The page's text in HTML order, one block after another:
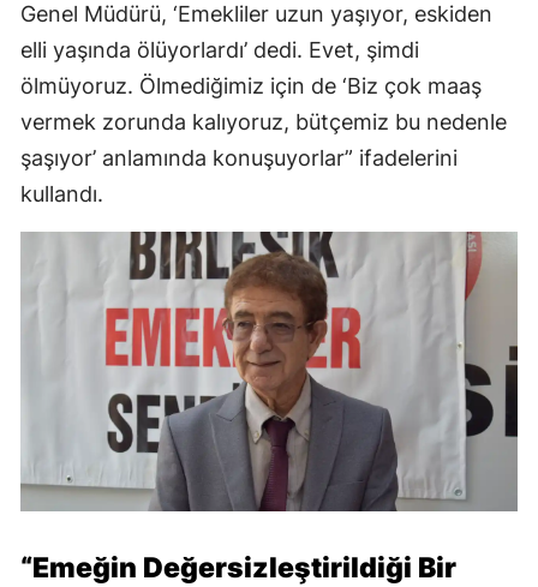
Genel Müdürü, ‘Emekliler uzun yaşıyor, eskiden
elli yaşında ölüyorlardı’ dedi. Evet, şimdi
ölmüyoruz. Ölmediğimiz için de ‘Biz çok maaş
vermek zorunda kalıyoruz, bütçemiz bu nedenle
şaşıyor’ anlamında konuşuyorlar” ifadelerini
kullandı.
“Emeğin Değersizleştirildiği Bir